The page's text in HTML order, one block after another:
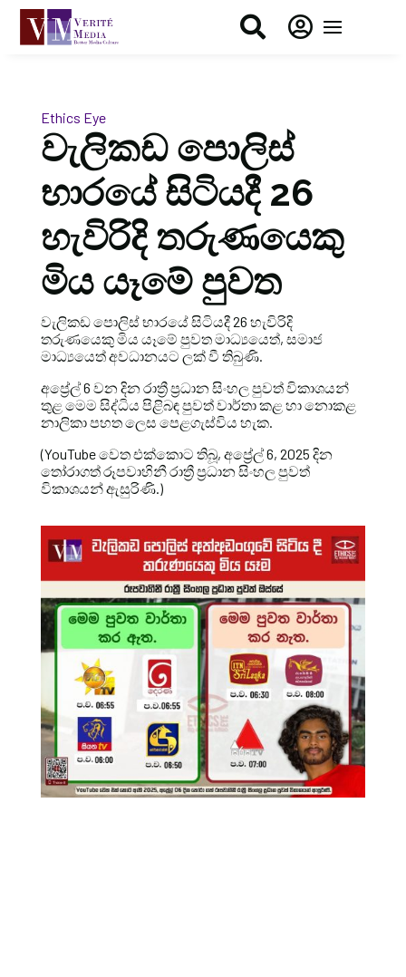
 
Ethics Eye
වැලිකඩ පොලිස්
භාරයේ සිටියදී 26
හැවිරිදි තරුණයෙකු
මිය යෑමේ පුවත
වැලිකඩ පොලිස් භාරයේ සිටියදී 26 හැවිරිදි
තරුණයෙකු මිය යෑමේ පුවත මාධ්‍යයෙත්, සමාජ
මාධ්‍යයෙත් අවධානයට ලක් වී තිබුණි.
අප්‍රේල් 6 වන දින රාත්‍රී ප්‍රධාන සිංහල පුවත් විකාශයන්
තුළ මෙම සිද්ධිය පිළිබඳ පුවත් වාර්තා කළ හා නොකළ
නාලිකා පහත ලෙස පෙළගැස්විය හැක.
(YouTube වෙත එක්කොට තිබූ, අප්‍රේල් 6, 2025 දින
තෝරාගත් රූපවාහිනී රාත්‍රී ප්‍රධාන සිංහල පුවත්
විකාශයන් ඇසුරිණි.)